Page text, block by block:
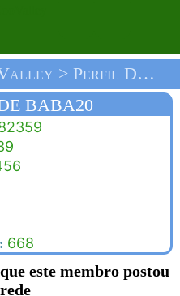
Comunidade ZooValley > Perfil De Baba20 > Homepage
BABA20
668
este membro postou